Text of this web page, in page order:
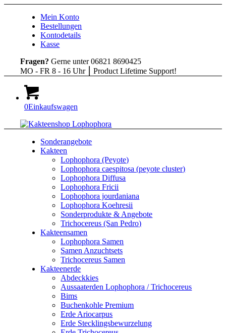
Mein Konto
Bestellungen
Kontodetails
Kasse
Fragen? Gerne unter 06821 8690425
MO - FR 8 - 16 Uhr ⎮ Product Lifetime Support!
0Einkaufswagen
Sonderangebote
Kakteen
Lophophora (Peyote)
Lophophora caespitosa (peyote cluster)
Lophophora Diffusa
Lophophora Fricii
Lophophora jourdaniana
Lophophora Koehresii
Sonderprodukte & Angebote
Trichocereus (San Pedro)
Kakteensamen
Lophophora Samen
Samen Anzuchtsets
Trichocereus Samen
Kakteenerde
Abdeckkies
Aussaaterden Lophophora / Trichocereus
Bims
Buchenkohle Premium
Erde Ariocarpus
Erde Stecklingsbewurzelung